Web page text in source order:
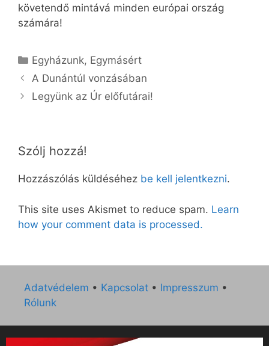
követendő mintává minden európai ország
számára!
Kategória
Egyházunk, Egymásért
A Dunántúl vonzásában
Legyünk az Úr előfutárai!
Szólj hozzá!
Hozzászólás küldéséhez be kell jelentkezni.
This site uses Akismet to reduce spam. Learn
how your comment data is processed.
Adatvédelem • Kapcsolat • Impresszum •
Rólunk